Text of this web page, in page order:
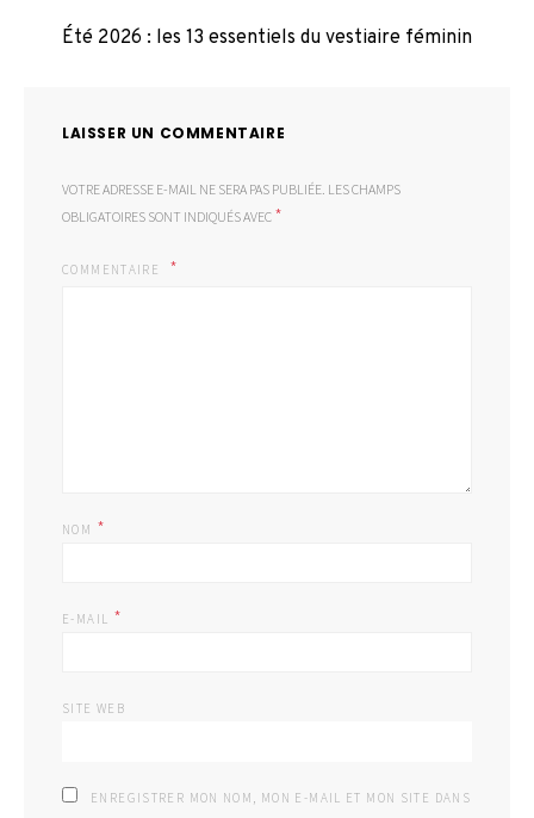
Été 2026 : les 13 essentiels du vestiaire féminin
LAISSER UN COMMENTAIRE
VOTRE ADRESSE E-MAIL NE SERA PAS PUBLIÉE. LES CHAMPS
OBLIGATOIRES SONT INDIQUÉS AVEC *
COMMENTAIRE
NOM *
E-MAIL *
SITE WEB
ENREGISTRER MON NOM, MON E-MAIL ET MON SITE DANS